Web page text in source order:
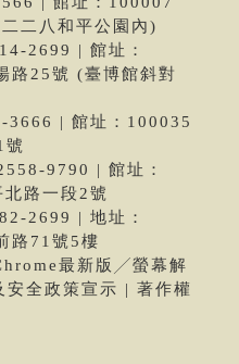
二八和平公園內)
2699 | 館址：
路25號 (臺博館斜對
3666 | 館址：100035
號
9790 | 館址：
路一段2號
2699 | 地址：
路71號5樓
最新版╱螢幕解
全政策宣示 | 著作權